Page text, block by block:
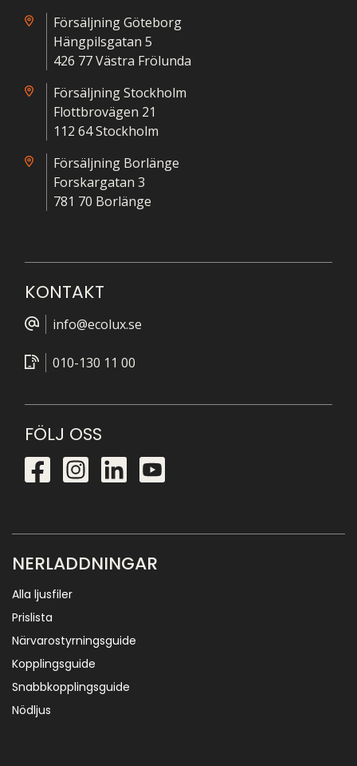
Försäljning Göteborg
Hängpilsgatan 5
426 77 Västra Frölunda
Försäljning Stockholm
Flottbrovägen 21
112 64 Stockholm
Försäljning Borlänge
Forskargatan 3
781 70 Borlänge
KONTAKT
info@ecolux.se
010-130 11 00
FÖLJ OSS
NERLADDNINGAR
Alla ljusfiler
Prislista
Närvarostyrningsguide
Kopplingsguide
Snabbkopplingsguide
Nödljus